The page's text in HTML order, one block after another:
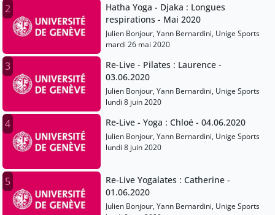
2
Hatha Yoga - Djaka : Longues
respirations - Mai 2020
Julien Bonjour, Yann Bernardini, Unige Sports
mardi 26 mai 2020
3
Re-Live - Pilates : Laurence -
03.06.2020
Julien Bonjour, Yann Bernardini, Unige Sports
lundi 8 juin 2020
4 Re-Live - Yoga : Chloé - 04.06.2020
Julien Bonjour, Yann Bernardini, Unige Sports
lundi 8 juin 2020
5
Re-Live Yogalates : Catherine -
01.06.2020
Julien Bonjour, Yann Bernardini, Unige Sports